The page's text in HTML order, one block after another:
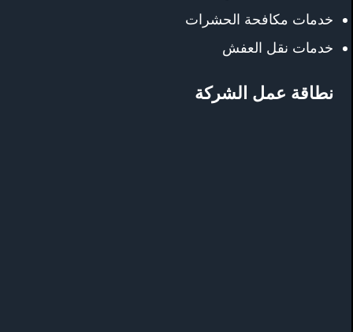
خدمات مكافحة الحشرات
خدمات نقل العفش
نطاقة عمل الشركة